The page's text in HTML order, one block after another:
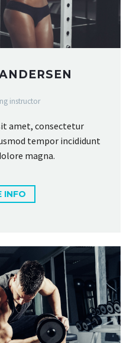
instructor
amet, consectetur
tempor incididunt
magna.
INFO